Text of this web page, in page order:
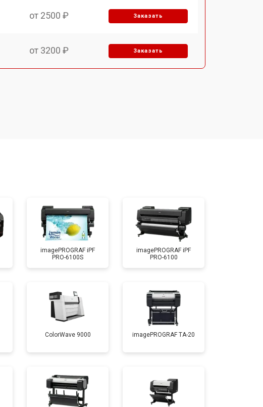
от 2500 ₽ Заказать
от 3200 ₽ Заказать
от 3800 ₽ Заказать
от 3900 ₽ Заказать
imagePROGRAF iPF
PRO-6100S
imagePROGRAF iPF
PRO-6100
ColorWave 9000 imagePROGRAF TA-20